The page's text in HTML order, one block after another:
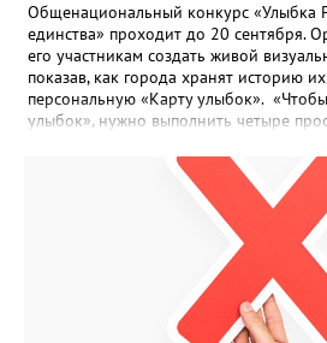
Общенациональный конкурс «Улыбка
единства» проходит до 20 сентября.
его участникам создать живой
показав, как города хранят историю
персональную «Карту улыбок».
улыбок», нужно выполнить четыре
улыбок»; загрузить фотографию с
одного человека, пары, семьи или
одном кадре; отметить один или
связанных с историей семьи или
добавить подписи к городам, кратко
из них, указать контакты и
проекта», - говорится в инструкции на
может быть семейной, а после
визуального архива проекта. 20